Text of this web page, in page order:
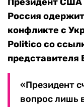
Россия
конфликте с
Politico со
представителя
«Президент
вопрос лишь